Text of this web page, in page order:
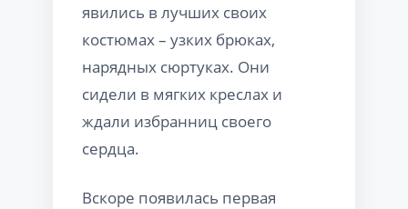
явились в лучших своих
костюмах – узких брюках,
нарядных сюртуках. Они
сидели в мягких креслах и
ждали избранниц своего
сердца.
Вскоре появилась первая